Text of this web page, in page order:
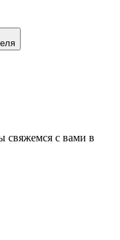
свяжемся с вами в